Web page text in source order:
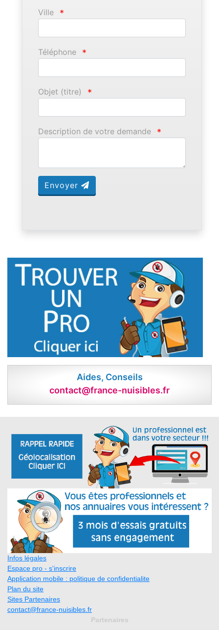
Ville *
Téléphone *
Objet (titre) *
Description de votre demande *
Envoyer
Aides, Conseils
contact@france-nuisibles.fr
Infos légales
Espace pro - s'inscrire
Application mobile : politique de confidentialite
Plan du site
Sites Partenaires
contact@france-nuisibles.fr
Partenaires